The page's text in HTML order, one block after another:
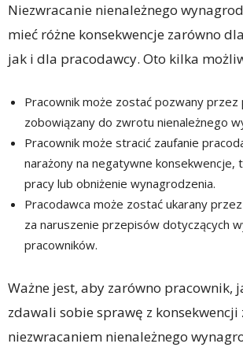
Niezwracanie nienależnego
mieć różne konsekwencje zarówno
jak i dla pracodawcy. Oto kilka
Pracownik może zostać pozwany przez
zobowiązany do zwrotu nienależnego
Pracownik może stracić zaufanie
narażony na negatywne konsekwencje,
pracy lub obniżenie wynagrodzenia.
Pracodawca może zostać ukarany
za naruszenie przepisów dotyczących
pracowników.
Ważne jest, aby zarówno pracownik,
zdawali sobie sprawę z konsekwencji
niezwracaniem nienależnego